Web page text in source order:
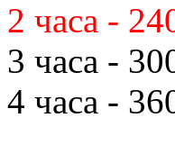
2 часа -
3 часа -
4 часа -